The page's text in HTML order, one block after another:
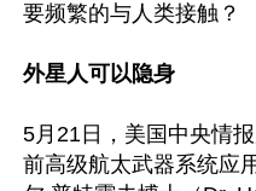
要频繁的与人类接触？
外星人可以隐身
5月21日，美国中央情
前高级航太武器系统应